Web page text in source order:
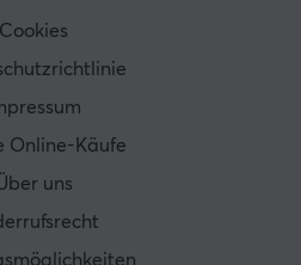
Cookies
Online-Käufe
uns